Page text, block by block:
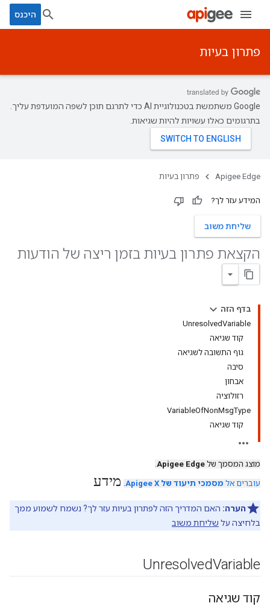
היכנס
פתרון בעיות
‫Google משתמשת בטכנולוגיית AI כדי לתרגם תוכן לשפה המועדפת עליך.
בתרגומים כאלו עשויות להיות שגיאות.
Apigee Edge פתרון בעיות
המידע עזר לך?
שליחת משוב
הקצאת פתרון בעיות בזמן ריצה של הודעות
בדף הזה
UnresolvedVariable
קוד שגיאה
גוף התשובה לשגיאה
סיבה
אבחון
רזולוציה
VariableOfNonMsgType
קוד שגיאה
מוצג המסמך של Apigee Edge
.
עוברים אל מסמכי תיעוד של Apigee X . מידע
הערה: האם המדריך הזה לפתרון בעיות עזר לך? נשמח לשמוע ממך
בלחיצה על שליחת משוב
UnresolvedVariable
קוד שגיאה